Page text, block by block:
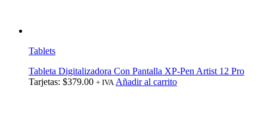
Tablets
Tableta Digitalizadora Con Pantalla XP-Pen Artist 12 Pro
Tarjetas: $379.00 + IVA Añadir al carrito